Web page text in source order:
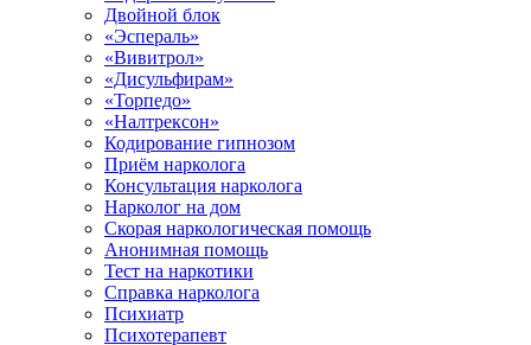
Двойной блок
«Эспераль»
«Вивитрол»
«Дисульфирам»
«Торпедо»
«Налтрексон»
Кодирование гипнозом
Приём нарколога
Консультация нарколога
Нарколог на дом
Скорая наркологическая помощь
Анонимная помощь
Тест на наркотики
Справка нарколога
Психиатр
Психотерапевт